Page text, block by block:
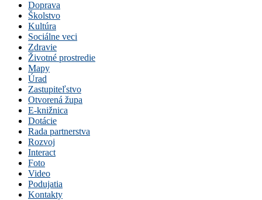
Doprava
Školstvo
Kultúra
Sociálne veci
Zdravie
Životné prostredie
Mapy
Úrad
Zastupiteľstvo
Otvorená župa
E-knižnica
Dotácie
Rada partnerstva
Rozvoj
Interact
Foto
Video
Podujatia
Kontakty